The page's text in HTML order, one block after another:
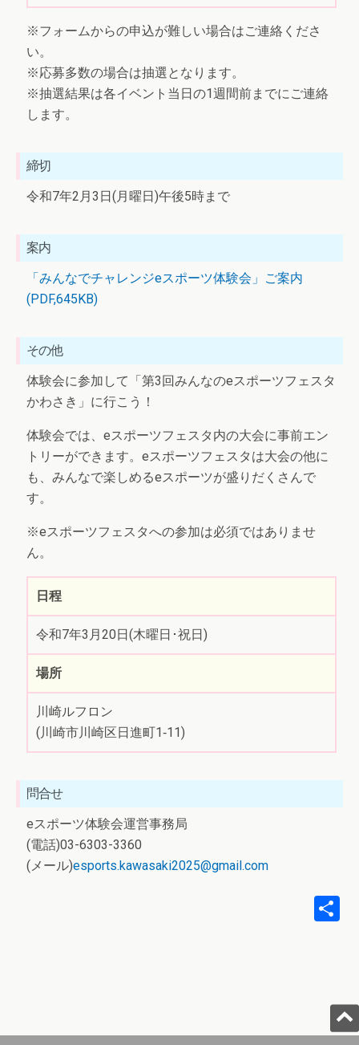
※フォームからの申込が難しい場合はご連絡くださ
い。
※応募多数の場合は抽選となります。
※抽選結果は各イベント当日の1週間前までにご連絡
します。
締切
令和7年2月3日(月曜日)午後5時まで
案内
「みんなでチャレンジeスポーツ体験会」ご案内
(PDF,645KB)
その他
体験会に参加して「第3回みんなのeスポーツフェスタ
かわさき」に行こう！
体験会では、eスポーツフェスタ内の大会に事前エン
トリーができます。eスポーツフェスタは大会の他に
も、みんなで楽しめるeスポーツが盛りだくさんで
す。
※eスポーツフェスタへの参加は必須ではありませ
ん。
日程
令和7年3月20日(木曜日･祝日)
場所
川崎ルフロン
(川崎市川崎区日進町1‐11)
問合せ
eスポーツ体験会運営事務局
(電話)03-6303-3360
(メール)esports.kawasaki2025@gmail.com